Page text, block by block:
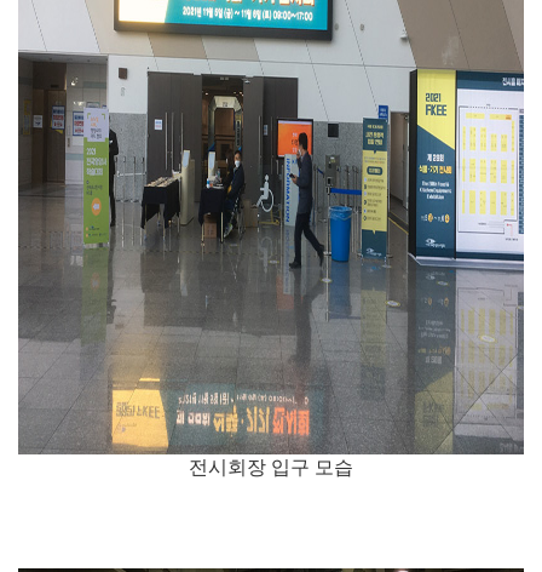
전시회장 입구 모습